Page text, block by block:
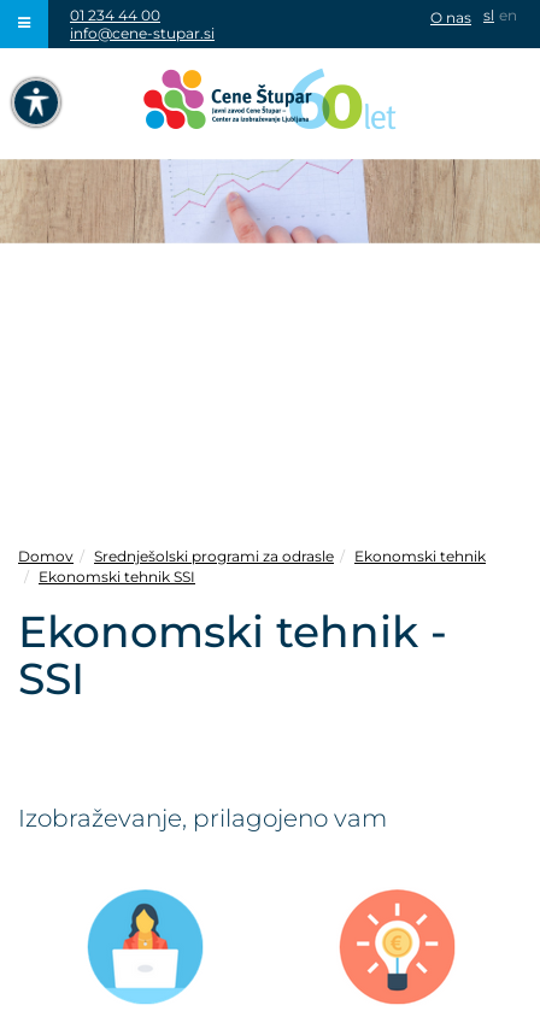
NAVIGACIJA PREKO TIPKOVNICE
IZKLJUČI ANIMACIJE
OZNAČI NASLOVE
PODČRTAJ POVEZAVE
IZJAVA O DOSTOPNOSTI
01 234 44 00
info@cene-stupar.si
sl en
O nas
Domov Srednješolski programi za odrasle
Ekonomski tehnik
Ekonomski tehnik SSI
Ekonomski tehnik -
SSI
Izobraževanje, prilagojeno vam